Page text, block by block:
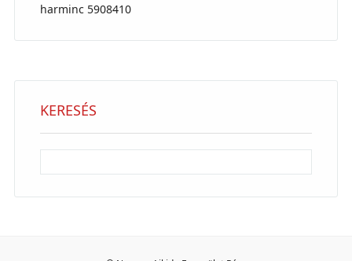
harminc 5908410
KERESÉS